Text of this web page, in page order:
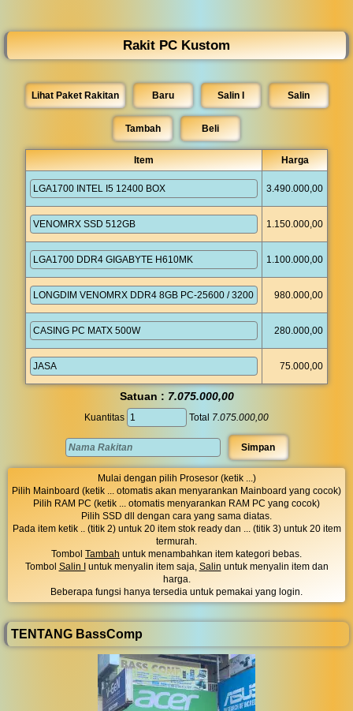
Rakit PC Kustom
Lihat Paket Rakitan Baru Salin I Salin
Tambah
Item Harga
3.490.000,00
1.150.000,00
1.100.000,00
980.000,00
280.000,00
75.000,00
Satuan : 7.075.000,00
Kuantitas Total 7.075.000,00
Mulai dengan pilih Prosesor (ketik ...)
Pilih Mainboard (ketik ... otomatis akan menyarankan Mainboard yang cocok)
Pilih RAM PC (ketik ... otomatis menyarankan RAM PC yang cocok)
Pilih SSD dll dengan cara yang sama diatas.
Pada item ketik .. (titik 2) untuk 20 item stok ready dan ... (titik 3) untuk 20 item
termurah.
Tombol Tambah untuk menambahkan item kategori bebas.
Tombol Salin I untuk menyalin item saja, Salin untuk menyalin item dan
harga.
Beberapa fungsi hanya tersedia untuk pemakai yang login.
TENTANG BassComp